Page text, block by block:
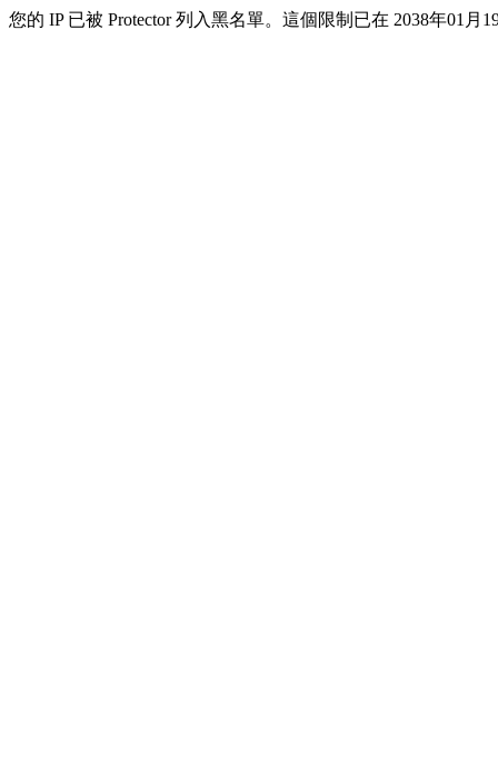
您的 IP 已被 Protector 列入黑名單。這個限制已在 2038年01月